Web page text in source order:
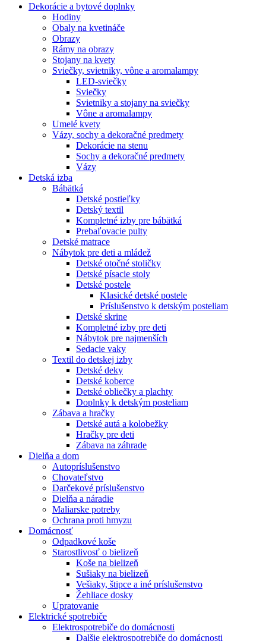
Dekorácie a bytové doplnky
Hodiny
Obaly na kvetináče
Obrazy
Rámy na obrazy
Stojany na kvety
Sviečky, svietniky, vône a aromalampy
LED-sviečky
Sviečky
Svietniky a stojany na sviečky
Vône a aromalampy
Umelé kvety
Vázy, sochy a dekoračné predmety
Dekorácie na stenu
Sochy a dekoračné predmety
Vázy
Detská izba
Bábätká
Detské postieľky
Detský textil
Kompletné izby pre bábätká
Prebaľovacie pulty
Detské matrace
Nábytok pre deti a mládež
Detské otočné stoličky
Detské písacie stoly
Detské postele
Klasické detské postele
Príslušenstvo k detským posteliam
Detské skrine
Kompletné izby pre deti
Nábytok pre najmenších
Sedacie vaky
Textil do detskej izby
Detské deky
Detské koberce
Detské obliečky a plachty
Doplnky k detským posteliam
Zábava a hračky
Detské autá a kolobežky
Hračky pre deti
Zábava na záhrade
Dielňa a dom
Autopríslušenstvo
Chovateľstvo
Darčekové príslušenstvo
Dielňa a náradie
Maliarske potreby
Ochrana proti hmyzu
Domácnosť
Odpadkové koše
Starostlivosť o bielizeň
Koše na bielizeň
Sušiaky na bielizeň
Vešiaky, štipce a iné príslušenstvo
Žehliace dosky
Upratovanie
Elektrické spotrebiče
Elektrospotrebiče do domácnosti
Dalšie elektrospotrebiče do domácnosti